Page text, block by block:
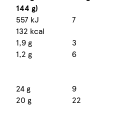
144 g)
557 kJ
7
132 kcal
1,9 g
3
1,2 g 6
24 g
9
20 g
22